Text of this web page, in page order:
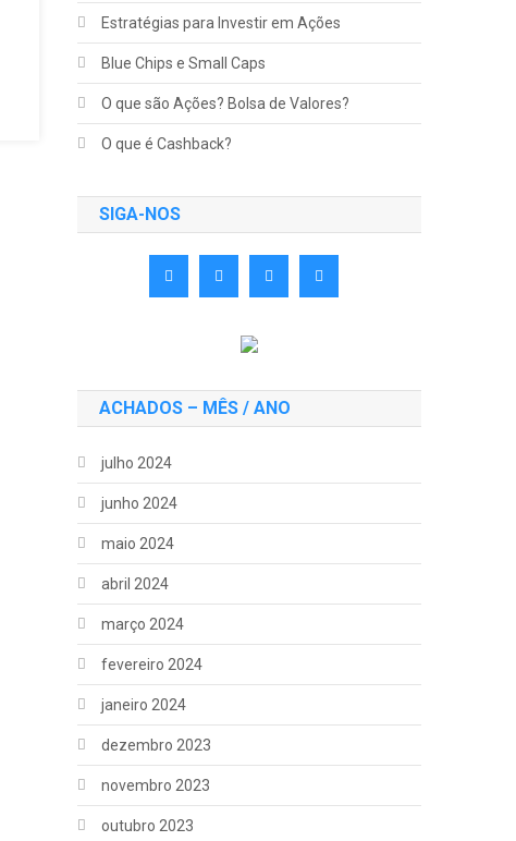
Estratégias para Investir em Ações
Blue Chips e Small Caps
O que são Ações? Bolsa de Valores?
O que é Cashback?
SIGA-NOS
ACHADOS – MÊS / ANO
julho 2024
junho 2024
maio 2024
abril 2024
março 2024
fevereiro 2024
janeiro 2024
dezembro 2023
novembro 2023
outubro 2023